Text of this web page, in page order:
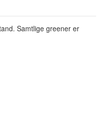
Samtlige greener er